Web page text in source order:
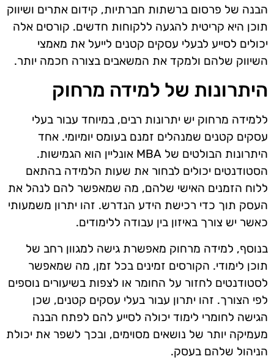
הבנה של פרסום ברשתות חברתיות, קידום אתרים ושיווק
תוכן היא קריטית להגעה ללקוחות חדשים. קורסים אלה
יכולים לסייע לבעלי עסקים קטנים לייעל את מאמצי
השיווק שלהם ולמקד את המשאבים בצורה חכמה יותר.
היתרונות של למידה מרחוק
ללמידה מרחוק יש יתרונות רבים, במיוחד עבור בעלי
עסקים קטנים שמנהלים זמנם בעומס יומיומי. אחד
היתרונות הבולטים של MBA אונליין הוא הגמישות.
הסטודנטים יכולים לבחור את שעות הלמידה בהתאם
ללוח הזמנים האישי שלהם, מה שמאפשר להם לנהל את
העסק תוך כדי רכישת הידע הנדרש. זהו יתרון משמעותי
כאשר יש צורך באיזון בין עבודה ללימודים.
בנוסף, למידה מרחוק מאפשרת גישה למגוון רחב של
תוכן לימודי. הקורסים זמינים בכל זמן, מה שמאפשר
לסטודנטים לחזור על החומר או לצפות בשיעורים נוספים
לפי הצורך. זהו יתרון עבור בעלי עסקים קטנים, שכן
הגישה לחומרי לימוד יכולה לסייע להם לפתח הבנה
מעמיקה יותר של נושאים מסוימים, ובכך לשפר את יכולת
הניהול שלהם בעסק.